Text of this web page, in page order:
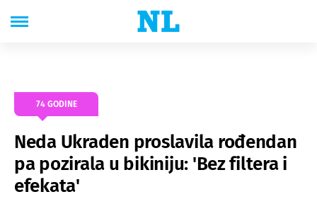
74 GODINE
Neda Ukraden proslavila rođendan
pa pozirala u bikiniju: 'Bez filtera i
efekata'